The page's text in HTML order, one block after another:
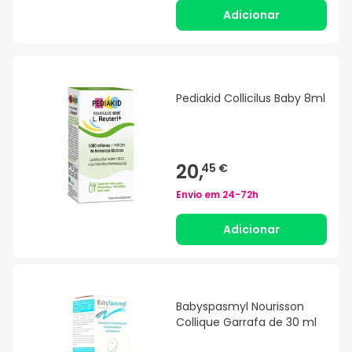
Adicionar
Pediakid Collicilus Baby 8ml
20,45 €
Envio em 24-72h
Adicionar
Babyspasmyl Nourisson
Collique Garrafa de 30 ml